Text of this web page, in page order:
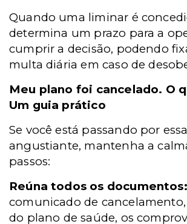
Quando uma liminar é
determina um prazo para a
cumprir a decisão, podendo
multa diária em caso de
Meu plano foi cancelado. O
Um guia prático
Se você está passando por
angustiante, mantenha a
passos:
Reúna todos os documentos:
comunicado de
do plano de saúde, os